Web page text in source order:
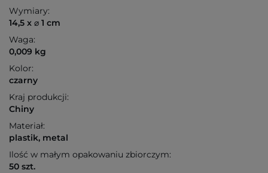
Wymiary:
14,5 x ⌀ 1 cm
Waga:
0,009 kg
Kolor:
czarny
Kraj produkcji:
Chiny
Materiał:
plastik, metal
Ilość w małym opakowaniu zbiorczym:
50 szt.